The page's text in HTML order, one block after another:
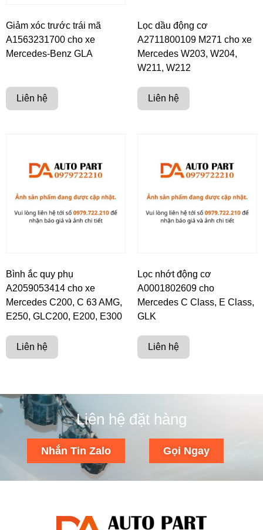
Giảm xóc trước trái mã
A1563231700 cho xe
Mercedes-Benz GLA
Liên hệ
Lọc dầu động cơ
A2711800109 M271 cho xe
Mercedes W203, W204,
W211, W212
Liên hệ
Bình ắc quy phụ
A2059053414 cho xe
Mercedes C200, C 63 AMG,
E250, GLC200, E200, E300
Liên hệ
Lọc nhớt động cơ
A0001802609 cho
Mercedes C Class, E Class,
GLK
Liên hệ
Liên hệ đặt hàng
Nhắn Tin Zalo Gọi Ngay